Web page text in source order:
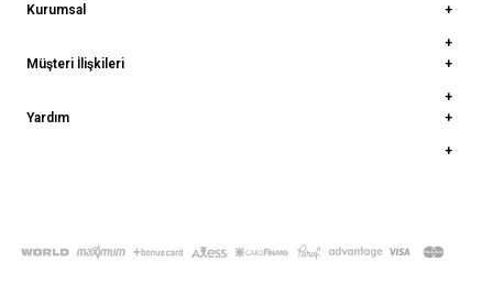
Kurumsal
Müşteri İlişkileri
Yardım